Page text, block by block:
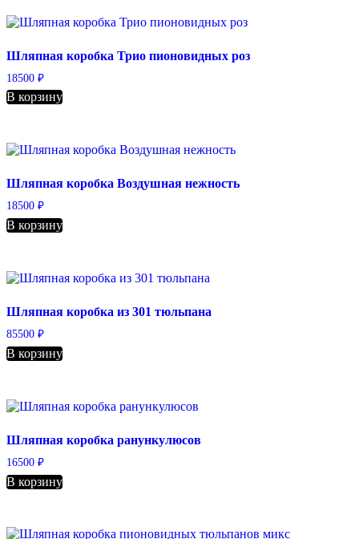
Шляпная коробка Трио пионовидных роз
18500 ₽
В корзину
Шляпная коробка Воздушная нежность
18500 ₽
В корзину
Шляпная коробка из 301 тюльпана
85500 ₽
В корзину
Шляпная коробка ранункулюсов
16500 ₽
В корзину